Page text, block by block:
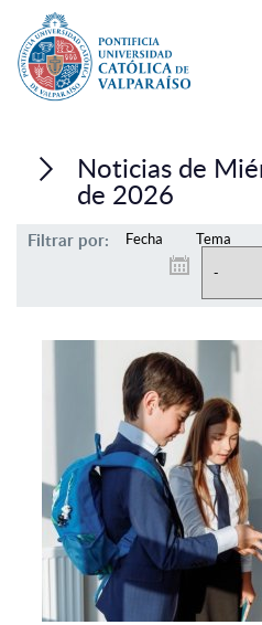
Investigación, Creación e
Vinculación con el Medio
Admisión
Postgrado
Formación Continua
Estudiantes
Académicos
Noticias de
de 2026
Filtrar por: Fecha Tema